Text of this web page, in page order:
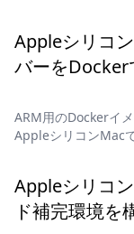
Appleシリコ
バーをDocker
ARM用のDockerイ
AppleシリコンMac
Appleシリコ
ド補完環境を